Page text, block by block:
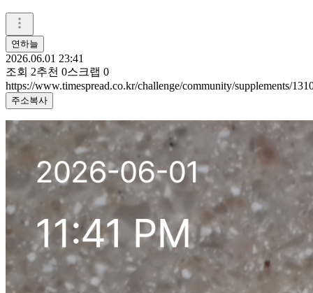
연하늘
2026.06.01 23:41
조회 2추천 0스크랩 0
https://www.timespread.co.kr/challenge/community/supplements/
주소복사